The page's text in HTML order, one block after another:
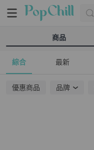
商品
綜合 最新
優惠商品 品牌